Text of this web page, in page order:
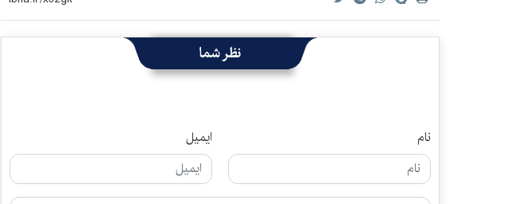
نظر شما
نام ایمیل